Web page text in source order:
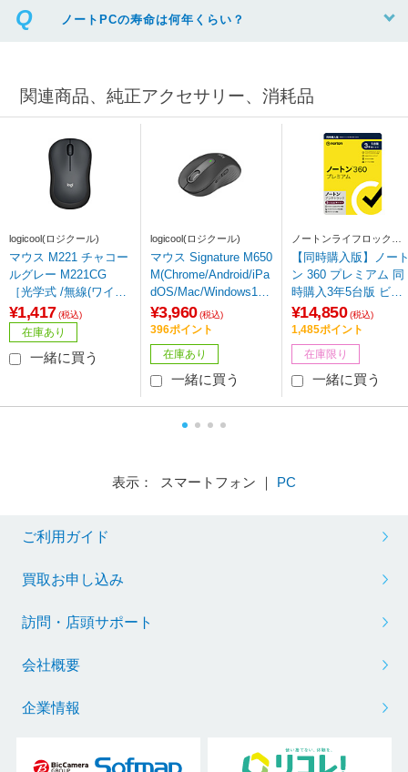
ノートPCの寿命は何年くらい？
関連商品、純正アクセサリー、消耗品
logicool(ロジクール)
マウス M221 チャコー
ルグレー M221CG
［光学式 /無線(ワイヤ
レス) /3ボタン /USB］
¥1,417 (税込)
在庫あり
一緒に買う
logicool(ロジクール)
マウス Signature M650
M(Chrome/Android/iPa
dOS/Mac/Windows11
対応) グラファイト M6
50MGR ［光学式 /無線
(ワイヤレス) /5ボタン
/Bluetooth・USB］
¥3,960 (税込)
396ポイント
在庫あり
一緒に買う
ノートンライフロック
Norton Lifelock
【同時購入版】ノー
ン 360 プレミアム 同
時購入3年5台版 ビッ
クカメラグループ専
［Win・Mac・Androi
d・iOS用］
¥14,850 (税込)
1,485ポイント
在庫限り
一緒に買う
表示： スマートフォン ｜ PC
ご利用ガイド
買取お申し込み
訪問・店頭サポート
会社概要
企業情報